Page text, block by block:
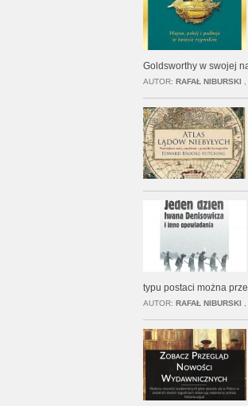
Goldsworthy w swojej
AUTOR: RAFAŁ NIBURSKI
typu postaci można
AUTOR: RAFAŁ NIBURSKI